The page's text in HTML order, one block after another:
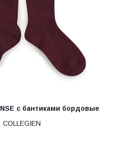
с бантиками бордовые
COLLEGIEN